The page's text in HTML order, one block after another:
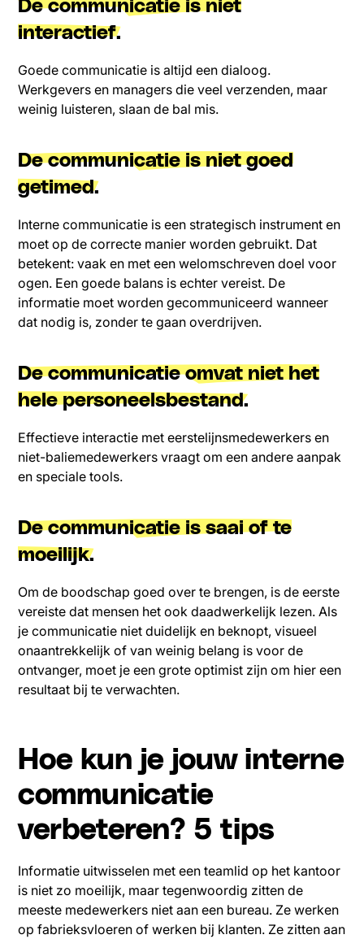
De communicatie is niet
interactief.
Goede communicatie is altijd een dialoog.
Werkgevers en managers die veel verzenden, maar
weinig luisteren, slaan de bal mis.
De communicatie is niet goed
getimed.
Interne communicatie is een strategisch instrument en
moet op de correcte manier worden gebruikt. Dat
betekent: vaak en met een welomschreven doel voor
ogen. Een goede balans is echter vereist. De
informatie moet worden gecommuniceerd wanneer
dat nodig is, zonder te gaan overdrijven.
De communicatie omvat niet het
hele personeelsbestand.
Effectieve interactie met eerstelijnsmedewerkers en
niet-baliemedewerkers vraagt om een andere aanpak
en speciale tools.
De communicatie is saai of te
moeilijk.
Om de boodschap goed over te brengen, is de eerste
vereiste dat mensen het ook daadwerkelijk lezen. Als
je communicatie niet duidelijk en beknopt, visueel
onaantrekkelijk of van weinig belang is voor de
ontvanger, moet je een grote optimist zijn om hier een
resultaat bij te verwachten.
Hoe kun je jouw interne
communicatie
verbeteren? 5 tips
Informatie uitwisselen met een teamlid op het kantoor
is niet zo moeilijk, maar tegenwoordig zitten de
meeste medewerkers niet aan een bureau. Ze werken
op fabrieksvloeren of werken bij klanten. Ze zitten aan